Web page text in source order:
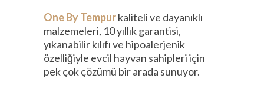
One By Tempurkaliteli ve dayanıklı
malzemeleri, 10 yıllık garantisi,
yıkanabilir kılıfı ve hipoalerjenik
özelliğiyle evcil hayvan sahipleri için
pek çok çözümü bir arada sunuyor.